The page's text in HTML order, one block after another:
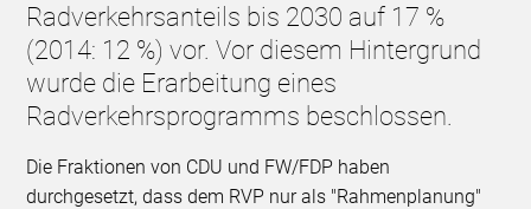
Radverkehrsanteils bis 2030 auf 17 %
(2014: 12 %) vor. Vor diesem Hintergrund
wurde die Erarbeitung eines
Radverkehrsprogramms beschlossen.
Die Fraktionen von CDU und FW/FDP haben
durchgesetzt, dass dem RVP nur als "Rahmenplanung"